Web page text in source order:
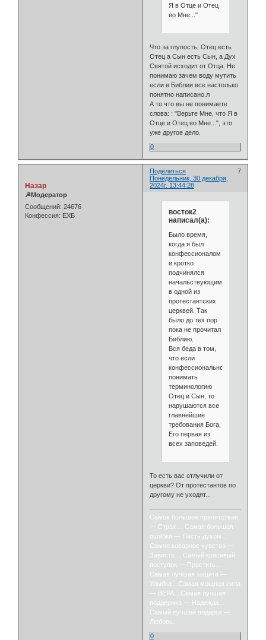
Я в Отце и Отец
во Мне..."
Что за глупость, Отец есть
Отец а Сын есть Сын, а Дух
Святой исходит от Отца. Не
понимаю зачем воду мутить
если в Библии все настолько
понятно написано.л
А то что вы не понимаете
слова: : "Верьте Мне, что Я в
Отце и Отец во Мне...", это
уже другое дело.
0
Поделиться
7
Понедельник, 30 декабря,
2024г. 13:44:28
Назар
☭Модератор
Сообщений: 24676
Конфессия: ЕХБ
восток2
написал(а):
Было время,
когда я был
конфессионалом
и кротко
подчинялся
начальствующим
в одной из
протестантских
церквей. Так
было до тех пор
пока не прочитал
Библию.
Вся беда в том,
что если
конфессионально
понимать
терминологию
Отец и Сын, то
нарушаются все
главнейшие
требования Бога,
Его первая из
всех заповедей.
То есть вас отлучили от
церкви? От протестантов по
другому не уходят...
Самое большое препятствие
— Страх… Самая большая
ошибка — Пасть духом…
Самое коварное чувство —
Зависть… Самый красивый
поступок — Простить…
Самая лучшая защита —
Улыбка…Самая мощная сила
— ВЕРА…Самая лучшая
поддержка — Надежда…
Самый лучший подарок —
Любовь.
0